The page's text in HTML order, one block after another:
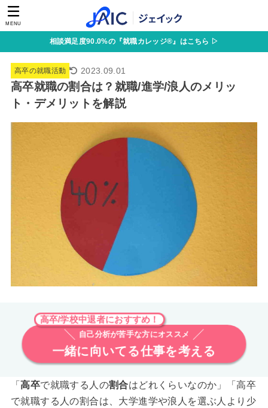
MENU
相談満足度90.0%の『就職カレッジ®』はこちら ▷
高卒の就職活動 2023.09.01
高卒就職の割合は？就職/進学/浪人のメリッ
ト・デメリットを解説
高卒/学校中退者におすすめ！
自己分析が苦手な方にオススメ
一緒に向いてる仕事を考える
「高卒で就職する人の割合はどれくらいなのか」「高卒
で就職する人の割合は、大学進学や浪人を選ぶ人より少